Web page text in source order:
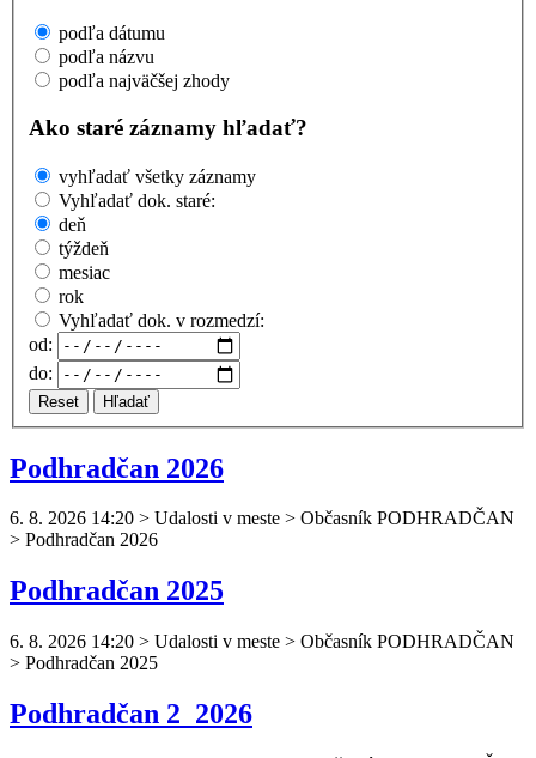
podľa dátumu
podľa názvu
podľa najväčšej zhody
Ako staré záznamy hľadať?
vyhľadať všetky záznamy
Vyhľadať dok. staré:
deň
týždeň
mesiac
rok
Vyhľadať dok. v rozmedzí:
od:
do:
Reset Hľadať
Podhradčan 2026
6. 8. 2026 14:20 > Udalosti v meste > Občasník PODHRADČAN
> Podhradčan 2026
Podhradčan 2025
6. 8. 2026 14:20 > Udalosti v meste > Občasník PODHRADČAN
> Podhradčan 2025
Podhradčan 2_2026